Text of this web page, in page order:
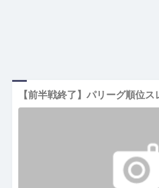
【前半戦終了】パリーグ順位ス